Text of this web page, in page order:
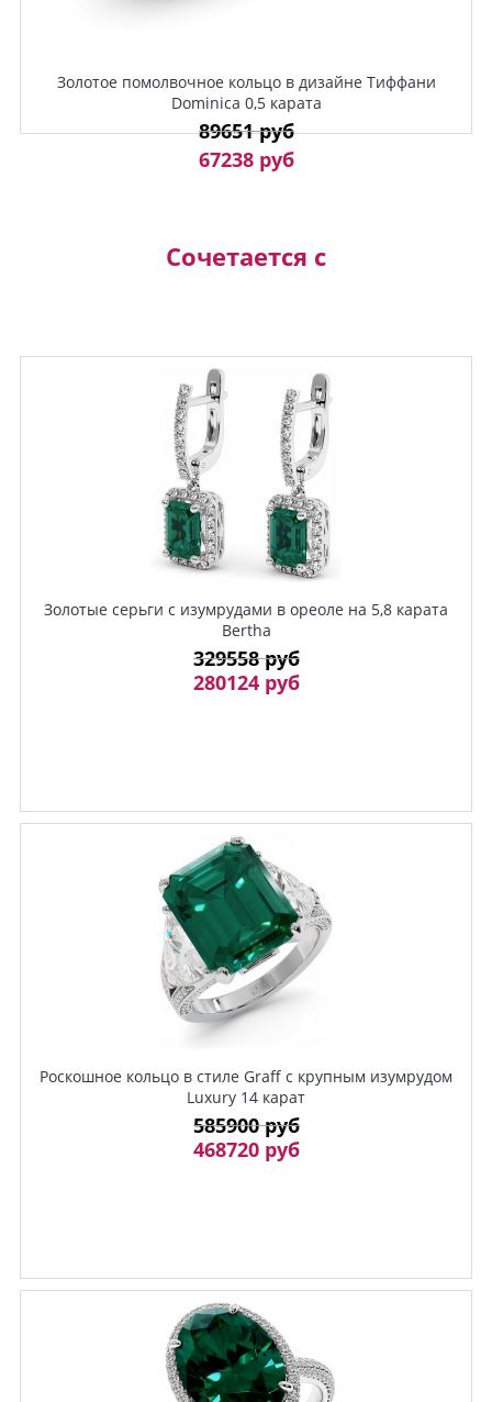
Золотое помолвочное кольцо в дизайне Тиффани
Dominica 0,5 карата
89651 руб
67238 руб
Сочетается с
Золотые серьги с изумрудами в ореоле на 5,8 карата
Bertha
329558 руб
280124 руб
Роскошное кольцо в стиле Graff с крупным изумрудом
Luxury 14 карат
585900 руб
468720 руб